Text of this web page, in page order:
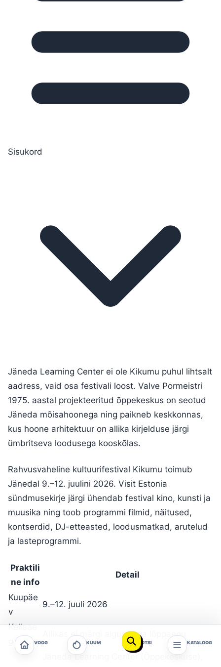
Sisukord
Jäneda Learning Center ei ole Kikumu puhul lihtsalt
aadress, vaid osa festivali loost. Valve Pormeistri
1975. aastal projekteeritud õppekeskus on seotud
Jäneda mõisahoonega ning paikneb keskkonnas,
kus hoone arhitektuur on allika kirjelduse järgi
ümbritseva loodusega kooskõlas.
Rahvusvaheline kultuurifestival Kikumu toimub
Jänedal 9.–12. juulini 2026. Visit Estonia
sündmusekirje järgi ühendab festival kino, kunsti ja
muusika ning toob programmi filmid, näitused,
kontserdid, DJ-etteasted, loodusmatkad, arutelud
ja lasteprogrammi.
Praktili
ne info
Detail
Kuupäe
v
9.–12. juuli 2026
Kellaae
Allikas ei märgi algus- ega lõppaegu
Jäneda Learning Center (Õppekeskuse),
VOOG KUUM OTSI KATALOOG